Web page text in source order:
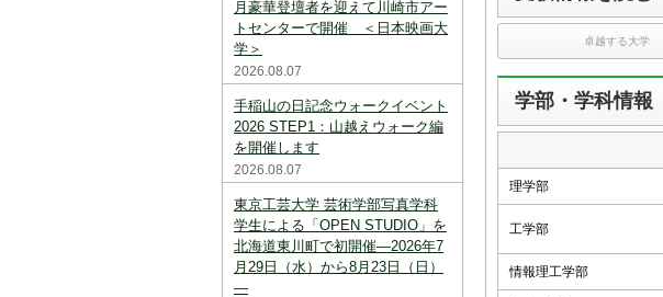
※現在登録されている大学はありません。
※「資料請求カート」に登録できる学校は
20校までです。
月豪華登壇者を迎えて川崎市アー
トセンターで開催 ＜日本映画大
学＞
2026.08.07
手稲山の日記念ウォークイベント
2026 STEP1：山越えウォーク編
を開催します
2026.08.07
東京工芸大学 芸術学部写真学科
学生による「OPEN STUDIO」を
北海道東川町で初開催―2026年7
月29日（水）から8月23日（日）
―
卓越する大学
学部・学科情報
理学部
工学部
情報理工学部